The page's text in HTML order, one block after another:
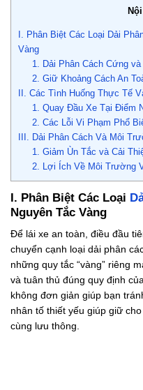
I. Phân Biệt Các Loại Dải
Vàng
1. Dải Phân Cách Cứng
2. Giữ Khoảng Cách An
II. Các Tình Huống Thực Tế
1. Quay Đầu Xe Tại Điểm
2. Các Lỗi Vi Phạm Phổ
III. Dải Phân Cách Và Môi
1. Giảm Ùn Tắc và Cải
2. Lợi Ích Về Môi Trường
I. Phân Biệt Các Loại
Nguyên Tắc Vàng
Để lái xe an toàn, điều đầu
chuyển cạnh loại dải phân
những quy tắc “vàng” riêng
và tuân thủ đúng quy định
không đơn giản giúp bạn
nhân tố thiết yếu giúp giữ
cùng lưu thông.